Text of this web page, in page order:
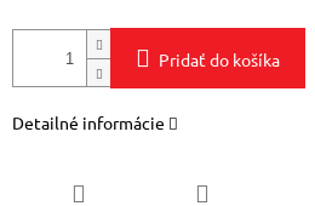
Pridať do košíka
Detailné informácie